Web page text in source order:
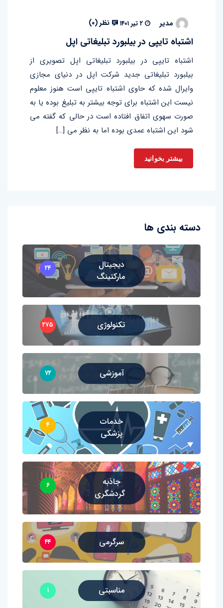
مدیر نظر (۰)
اشتباه تایپی در بیلبورد تبلیغاتی اپل
اشتباه تایپی در بیلبورد تبلیغاتی اپل تصویری از
بیلبورد تبلیغاتی جدید شرکت اپل در دنیای مجازی
وایرال شده که حاوی اشتباه تایپی است هنوز معلوم
نیست این اشتباه برای توجه بیشتر به تبلیغ بوده یا به
صورت سهوی اتفاق افتاده است در حالی که گفته می
شود این اشتباه عمدی بوده اما به نظر می […]
بیشتر بخوانید
دسته بندی ها
دیجیتال
مارکتینگ
۲۴
تکنولوژی ۲۷۵
آموزشی ۷۲
خدمات
پزشکی
۴
جاذبه
گردشگری
۶
سرگرمی ۴۴
مناسبتی ۱